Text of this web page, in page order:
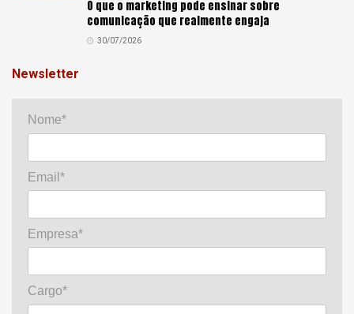
O que o marketing pode ensinar sobre
comunicação que realmente engaja
30/07/2026
Newsletter
Nome*
Email*
Empresa*
Cargo*